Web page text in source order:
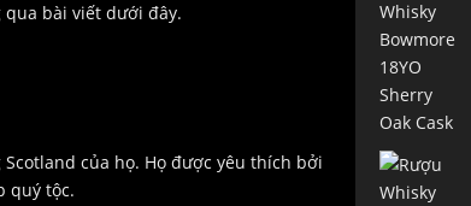
bài viết dưới đây.
của họ. Họ được yêu thích bởi
quý tộc.